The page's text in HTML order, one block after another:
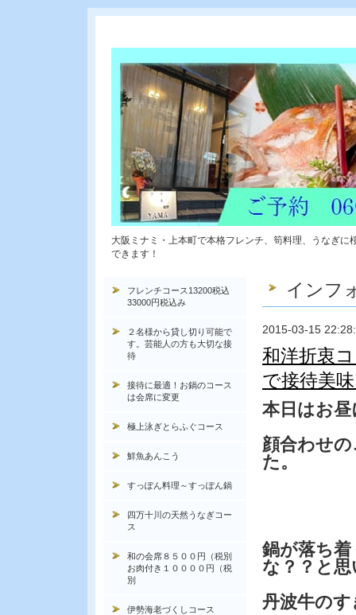
大阪ミナミ・上本町で本格フレンチ、筍料理、うなぎ
できます！
インフ
2015-03-15
和洋折衷
で接待美
本日はお
顔合わせ
た。
鍋が落ち着
な？？と
丹波牛の
フレンチコース13200税込
33000円税込み
２名様から貸し切り可能で
す。芸能人の方も大切な接
待
接待に最適！お鍋のコース
は会席に変更
極上泳ぎとらふぐコース
鮮魚あんこう
すっぽん料理～すっぽん鍋
四万十川の天然うなぎコー
ス
和の会席８５００円（税別
お肉付き１００００円（税
別
伊勢海老づくしコース